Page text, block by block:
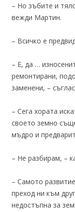
– Но зъбите и
вежди Мартин.
– Всичко е
– Е, да …
ремонтирани,
заменени, –
– Сега хората
своето земно
мъдро и
– Не разбирам, –
– Самото
преход ни към
недостъпна за